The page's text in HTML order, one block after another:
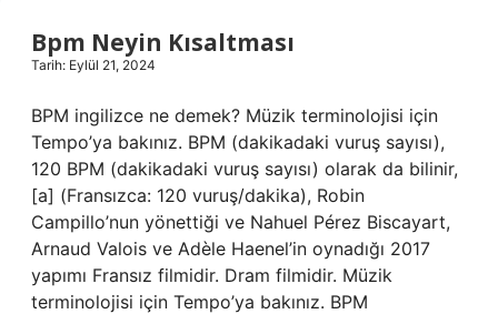
Bpm Neyin Kısaltması
Tarih: Eylül 21, 2024
BPM ingilizce ne demek? Müzik terminolojisi için
Tempo’ya bakınız. BPM (dakikadaki vuruş sayısı),
120 BPM (dakikadaki vuruş sayısı) olarak da bilinir,
[a] (Fransızca: 120 vuruş/dakika), Robin
Campillo’nun yönettiği ve Nahuel Pérez Biscayart,
Arnaud Valois ve Adèle Haenel’in oynadığı 2017
yapımı Fransız filmidir. Dram filmidir. Müzik
terminolojisi için Tempo’ya bakınız. BPM